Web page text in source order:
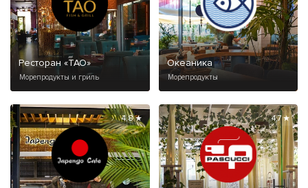
Ресторан «ТАО»
Морепродукты и гриль
Океаника
Морепродукты
4,8 ★ 4,7 ★